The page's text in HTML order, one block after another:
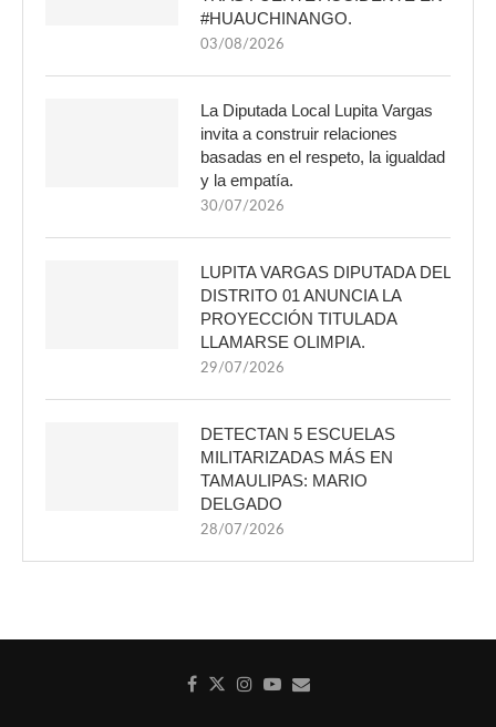
#HUAUCHINANGO.
03/08/2026
La Diputada Local Lupita Vargas
invita a construir relaciones
basadas en el respeto, la igualdad
y la empatía.
30/07/2026
LUPITA VARGAS DIPUTADA DEL
DISTRITO 01 ANUNCIA LA
PROYECCIÓN TITULADA
LLAMARSE OLIMPIA.
29/07/2026
DETECTAN 5 ESCUELAS
MILITARIZADAS MÁS EN
TAMAULIPAS: MARIO
DELGADO
28/07/2026